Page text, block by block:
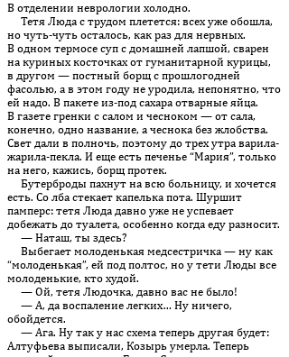
В отделении неврологии холодно.
Тетя Люда с трудом плетется: всех уже обошла,
но чуть-чуть осталось, как раз для нервных.
В одном термосе суп с домашней лапшой, сварен
на куриных косточках от гуманитарной курицы,
в другом — постный борщ с прошлогодней
фасолью, а в этом году не уродила, непонятно, что
ей надо. В пакете из-под сахара отварные яйца.
В газете гренки с салом и чесноком — от сала,
конечно, одно название, а чеснока без жлобства.
Свет дали в полночь, поэтому до трех утра варила-
жарила-пекла. И еще есть печенье “Мария”, только
на него, кажись, борщ протек.
Бутерброды пахнут на всю больницу, и хочется
есть. Со лба стекает капелька пота. Шуршит
памперс: тетя Люда давно уже не успевает
добежать до туалета, особенно когда еду разносит.
— Наташ, ты здесь?
Выбегает молоденькая медсестричка — ну как
“молоденькая”, ей под полтос, но у тети Люды все
молоденькие, кто худой.
— Ой, тетя Людочка, давно вас не было!
— А, да воспаление легких… Ну ничего,
обойдется.
— Ага. Ну так у нас схема теперь другая будет:
Алтуфьева выписали, Козырь умерла. Теперь